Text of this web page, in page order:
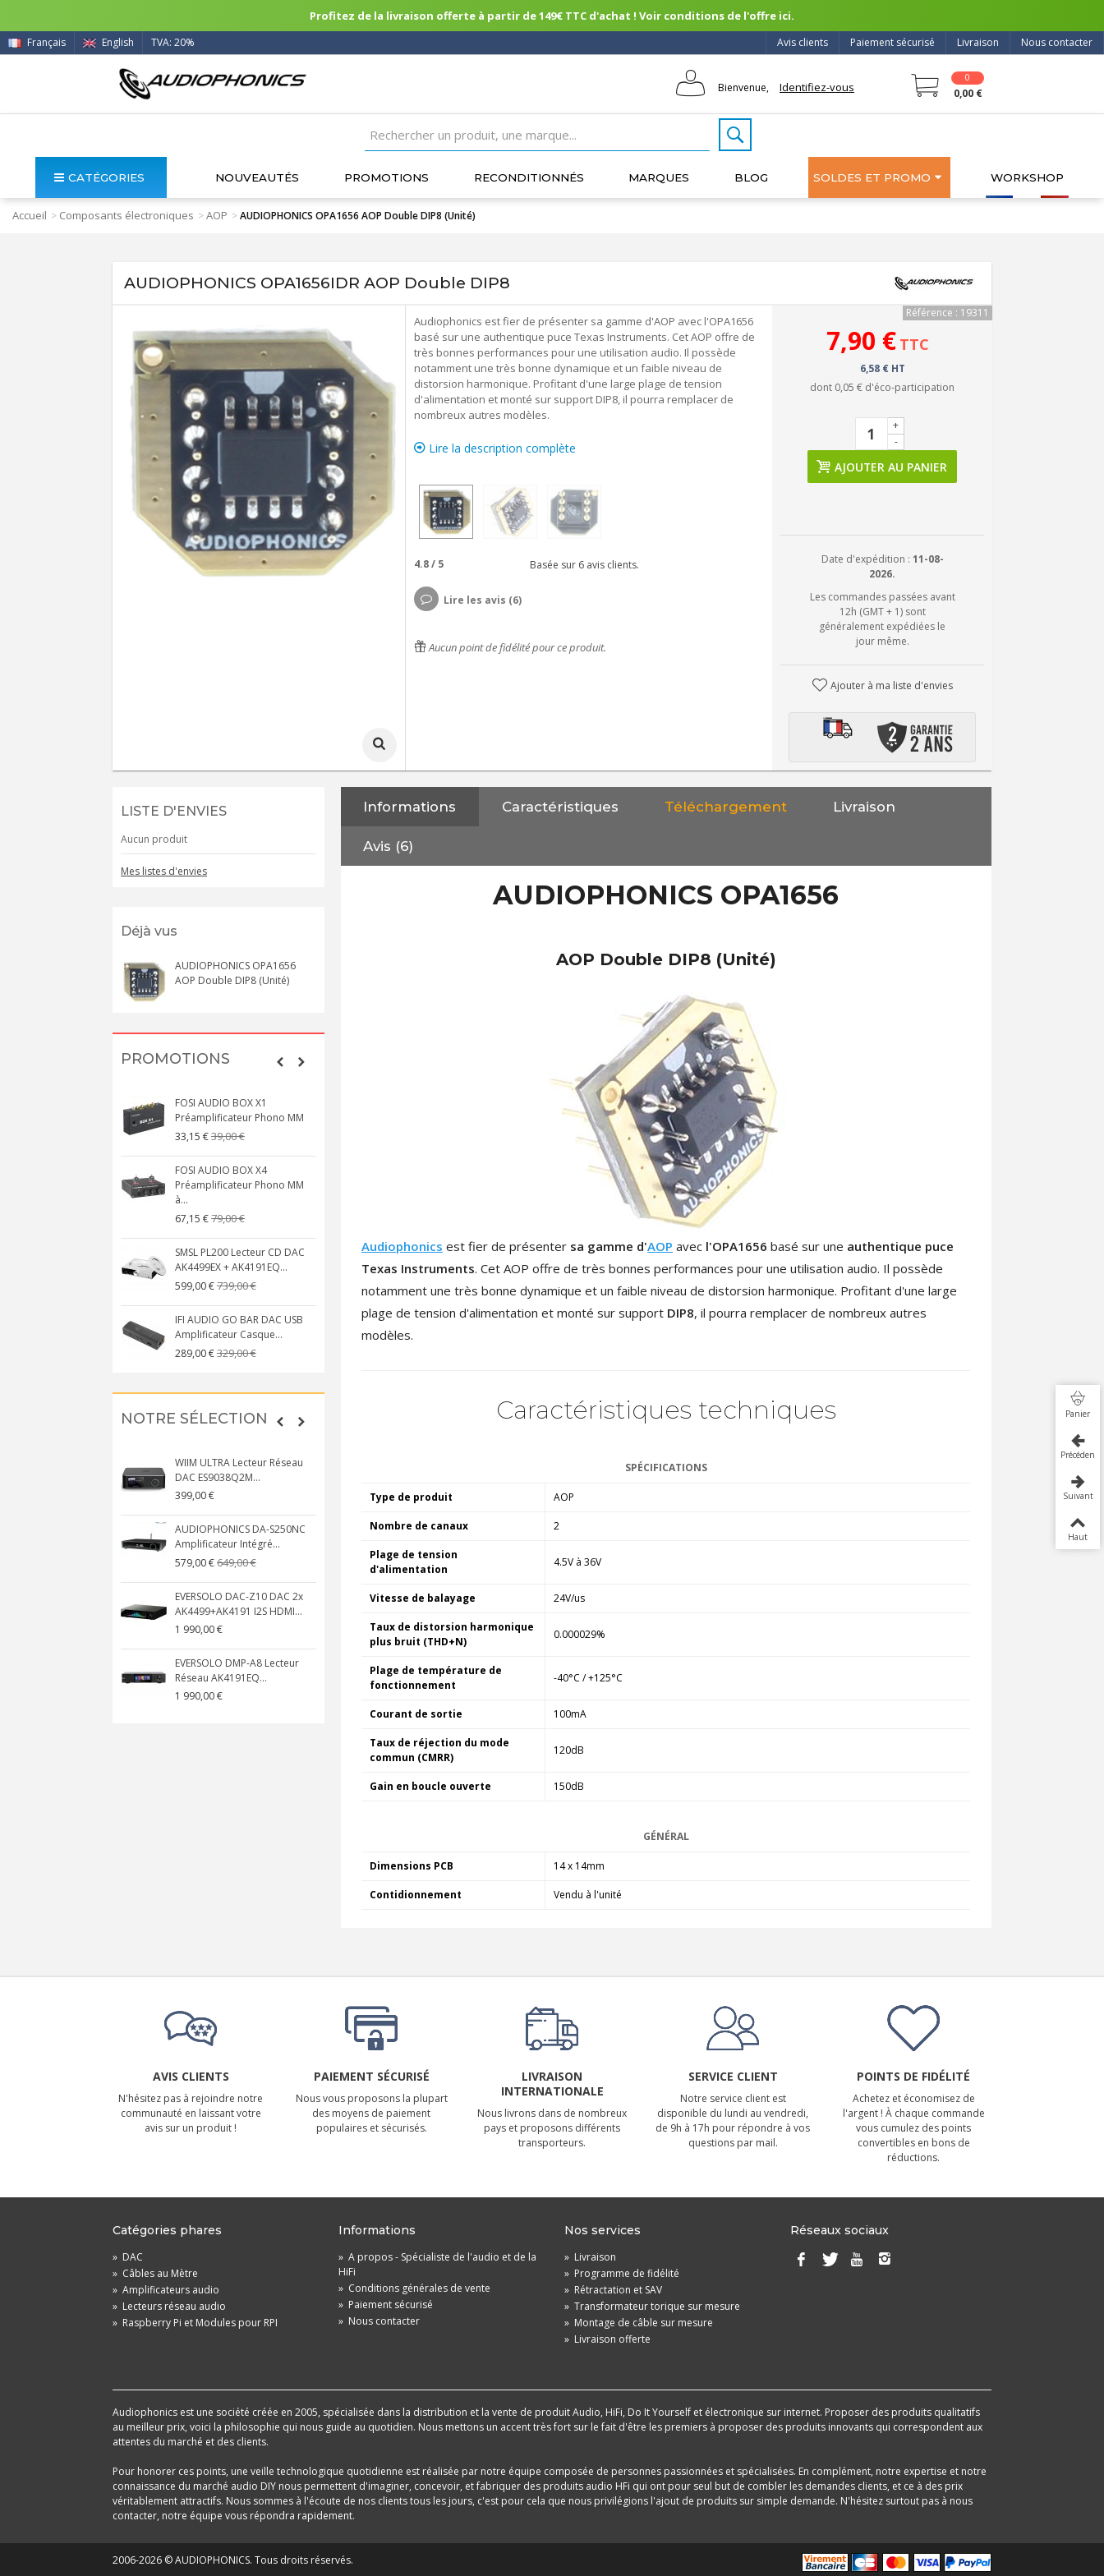
Profitez de la livraison offerte à partir de 149€ TTC d'achat ! Voir conditions de l'offre ici.
Nous contacter
Livraison
Paiement sécurisé
Avis clients
Français English TVA: 20%
Bienvenue, Identifiez-vous
0
0,00 €
CATÉGORIES NOUVEAUTÉS PROMOTIONS RECONDITIONNÉS MARQUES BLOG SOLDES ET PROMO WORKSHOP
Accueil > Composants électroniques >AOP >AUDIOPHONICS OPA1656 AOP Double DIP8 (Unité)
AUDIOPHONICS OPA1656IDR AOP Double DIP8
Audiophonics est fier de présenter sa gamme d'AOP avec l'OPA1656
basé sur une authentique puce Texas Instruments. Cet AOP offre de
très bonnes performances pour une utilisation audio. Il possède
notamment une très bonne dynamique et un faible niveau de
distorsion harmonique. Profitant d'une large plage de tension
d'alimentation et monté sur support DIP8, il pourra remplacer de
nombreux autres modèles.
Lire la description complète
4.8/ 5 Basée sur 6avis clients.
Lire les avis (6)
Aucun point de fidélité pour ce produit.
Référence : 19311
7,90 € TTC
6,58 € HT
dont 0,05 € d'éco-participation
-
+
AJOUTER AU PANIER
Date d'expédition : 11-08-
2026.
Les commandes passées avant
12h (GMT + 1) sont
généralement expédiées le
jour même.
Ajouter à ma liste d'envies
LISTE D'ENVIES
Aucun produit
Mes listes d'envies
Déjà vus
AUDIOPHONICS OPA1656
AOP Double DIP8 (Unité)
PROMOTIONS
FOSI AUDIO BOX X1
Préamplificateur Phono MM
33,15 €39,00 €
FOSI AUDIO BOX X4
Préamplificateur Phono MM
à...
67,15 €79,00 €
SMSL PL200 Lecteur CD DAC
AK4499EX + AK4191EQ...
599,00 €739,00 €
IFI AUDIO GO BAR DAC USB
Amplificateur Casque...
289,00 €329,00 €
Amplificateur Intégré...
579,00 €649,00 €
Amplificateur 4 Voies pour...
135,99 €
NOTRE SÉLECTION
WIIM ULTRA Lecteur Réseau
DAC ES9038Q2M...
399,00 €
AUDIOPHONICS DA-S250NC
Amplificateur Intégré...
579,00 €649,00 €
EVERSOLO DAC-Z10 DAC 2x
AK4499+AK4191 I2S HDMI...
1 990,00 €
EVERSOLO DMP-A8 Lecteur
Réseau AK4191EQ...
1 990,00 €
790,00 €
DAN CLARK AUDIO AEON 2
919,00 €
EVERSOLO DMP-A6 MASTER
1 290,00 €
Casque AK4191 +...
Informations Caractéristiques Téléchargement Livraison
Avis (6)
AUDIOPHONICS OPA1656
AOP Double DIP8 (Unité)
Audiophonics est fier de présenter sa gamme d'AOP avec l'OPA1656 basé sur une authentique puce
Texas Instruments. Cet AOP offre de très bonnes performances pour une utilisation audio. Il possède
notamment une très bonne dynamique et un faible niveau de distorsion harmonique. Profitant d'une large
plage de tension d'alimentation et monté sur support DIP8, il pourra remplacer de nombreux autres
modèles.
Caractéristiques techniques
SPÉCIFICATIONS
Type de produit AOP
Nombre de canaux 2
Plage de tension
d'alimentation
4.5V à 36V
Vitesse de balayage 24V/us
Taux de distorsion harmonique
plus bruit (THD+N)
0.000029%
Plage de température de
fonctionnement
-40°C / +125°C
Courant de sortie 100mA
Taux de réjection du mode
commun (CMRR)
120dB
Gain en boucle ouverte 150dB
GÉNÉRAL
Dimensions PCB 14 x 14mm
Contidionnement Vendu à l'unité
AVIS CLIENTS
N'hésitez pas à rejoindre notre
communauté en laissant votre
avis sur un produit !
PAIEMENT SÉCURISÉ
Nous vous proposons la plupart
des moyens de paiement
populaires et sécurisés.
LIVRAISON
INTERNATIONALE
Nous livrons dans de nombreux
pays et proposons différents
transporteurs.
SERVICE CLIENT
Notre service client est
disponible du lundi au vendredi,
de 9h à 17h pour répondre à vos
questions par mail.
POINTS DE FIDÉLITÉ
Achetez et économisez de
l'argent ! À chaque commande
vous cumulez des points
convertibles en bons de
réductions.
Catégories phares
» DAC
» Câbles au Mètre
» Amplificateurs audio
» Lecteurs réseau audio
» Raspberry Pi et Modules pour RPI
Informations
» A propos - Spécialiste de l'audio et de la
HiFi
» Conditions générales de vente
» Paiement sécurisé
» Nous contacter
Nos services
» Livraison
» Programme de fidélité
» Rétractation et SAV
» Transformateur torique sur mesure
» Montage de câble sur mesure
» Livraison offerte
Réseaux sociaux
Audiophonics est une société créée en 2005, spécialisée dans la distribution et la vente de produit Audio, HiFi, Do It Yourself et électronique sur internet. Proposer des produits qualitatifs
au meilleur prix, voici la philosophie qui nous guide au quotidien. Nous mettons un accent très fort sur le fait d'être les premiers à proposer des produits innovants qui correspondent aux
attentes du marché et des clients.
Pour honorer ces points, une veille technologique quotidienne est réalisée par notre équipe composée de personnes passionnées et spécialisées. En complément, notre expertise et notre
connaissance du marché audio DIY nous permettent d'imaginer, concevoir, et fabriquer des produits audio HFi qui ont pour seul but de combler les demandes clients, et ce à des prix
véritablement attractifs. Nous sommes à l'écoute de nos clients tous les jours, c'est pour cela que nous privilégions l'ajout de produits sur simple demande. N'hésitez surtout pas à nous
contacter, notre équipe vous répondra rapidement.
2006-2026 © AUDIOPHONICS. Tous droits réservés.
Panier
Précédent
Suivant
Haut